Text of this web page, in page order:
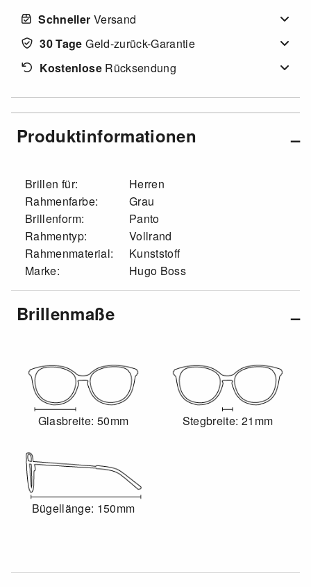
Schneller Versand
30 Tage Geld-zurück-Garantie
KostenloseRücksendung
Produktinformationen
Brillen für:
Herren
Rahmenfarbe:
Grau
Brillenform:
Panto
Rahmentyp:
Vollrand
Rahmenmaterial:
Kunststoff
Marke:
Hugo Boss
Brillenmaße
Glasbreite: 50mm Stegbreite: 21mm
Bügellänge: 150mm